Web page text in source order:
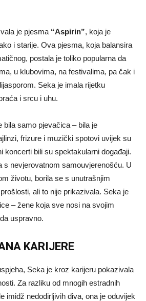
je pjesma “Aspirin”, koja je
i starije. Ova pjesma, koja balansira
postala je toliko popularna da
u klubovima, na festivalima, pa čak i
Seka je imala rijetku
i srcu i uhu.
bila samo pjevačica – bila je
frizure i muzički spotovi uvijek su
koncerti bili su spektakularni događaji.
s nevjerovatnom samouvjerenošću. U
životu, borila se s unutrašnjim
ali to nije prikazivala. Seka je
– žene koja sve nosi na svojim
uspravno.
KARIJERE
Seka je kroz karijeru pokazivala
Za razliku od mnogih estradnih
imidž nedodirljivih diva, ona je oduvijek